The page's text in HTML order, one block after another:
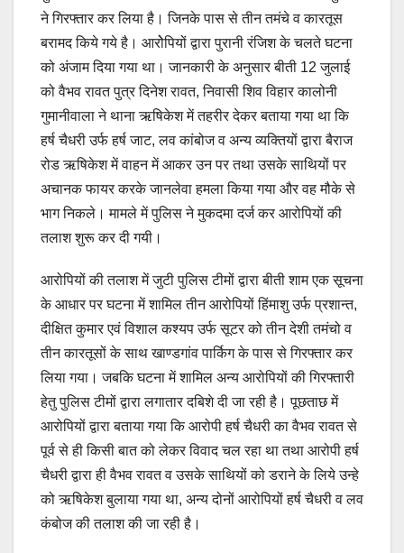
ने गिरफ्तार कर लिया है। जिनके पास से तीन तमंचे व कारतूस
बरामद किये गये है। आरोेपियों द्वारा पुरानी रंजिश के चलते घटना
को अंजाम दिया गया था। जानकारी के अनुसार बीती 12 जुलाई
को वैभव रावत पुत्र दिनेश रावत, निवासी शिव विहार कालोनी
गुमानीवाला ने थाना ऋषिकेश में तहरीर देकर बताया गया था कि
हर्ष चैधरी उर्फ हर्ष जाट, लव कांबोज व अन्य व्यक्तियों द्वारा बैराज
रोड ऋषिकेश में वाहन में आकर उन पर तथा उसके साथियों पर
अचानक फायर करके जानलेवा हमला किया गया और वह मौके से
भाग निकले। मामले में पुलिस ने मुकदमा दर्ज कर आरोपियों की
तलाश शुरू कर दी गयी।
आरोपियों की तलाश में जुटी पुलिस टीमों द्वारा बीती शाम एक सूचना
के आधार पर घटना में शामिल तीन आरोपियों हिंमाशु उर्फ प्रशान्त,
दीक्षित कुमार एवं विशाल कश्यप उर्फ सूटर को तीन देशी तमंचो व
तीन कारतूसों के साथ खाण्डगांव पार्किग के पास से गिरफ्तार कर
लिया गया। जबकि घटना में शामिल अन्य आरोपियों की गिरफ्तारी
हेतु पुलिस टीमों द्वारा लगातार दबिशे दी जा रही है। पूछताछ में
आरोपियों द्वारा बताया गया कि आरोपी हर्ष चैधरी का वैभव रावत से
पूर्व से ही किसी बात को लेकर विवाद चल रहा था तथा आरोपी हर्ष
चैधरी द्वारा ही वैभव रावत व उसके साथियों को डराने के लिये उन्हे
को ऋषिकेश बुलाया गया था, अन्य दोनों आरोपियों हर्ष चैधरी व लव
कंबोज की तलाश की जा रही है।